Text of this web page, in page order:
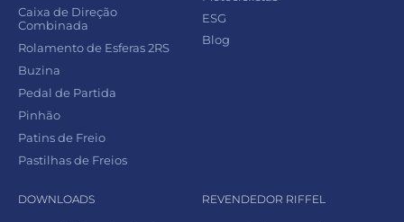
Caixa de Direção
Combinada
Rolamento de Esferas 2RS
Buzina
Pedal de Partida
Pinhão
Patins de Freio
Pastilhas de Freios
ESG
Blog
DOWNLOADS REVENDEDOR RIFFEL